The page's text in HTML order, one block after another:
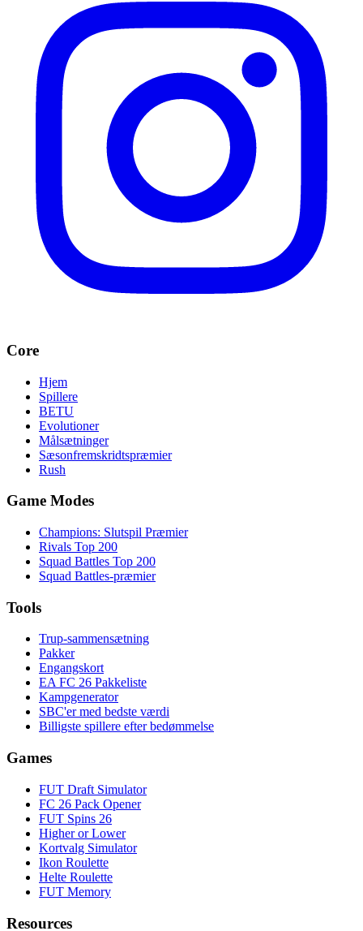
Core
Hjem
Spillere
BETU
Evolutioner
Målsætninger
Sæsonfremskridtspræmier
Rush
Game Modes
Champions: Slutspil Præmier
Rivals Top 200
Squad Battles Top 200
Squad Battles-præmier
Tools
Trup-sammensætning
Pakker
Engangskort
EA FC 26 Pakkeliste
Kampgenerator
SBC'er med bedste værdi
Billigste spillere efter bedømmelse
Games
FUT Draft Simulator
FC 26 Pack Opener
FUT Spins 26
Higher or Lower
Kortvalg Simulator
Ikon Roulette
Helte Roulette
FUT Memory
Resources